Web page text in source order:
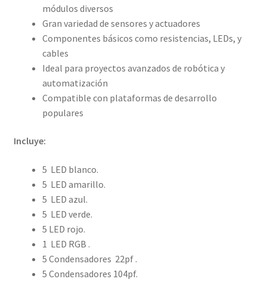
módulos diversos
Gran variedad de sensores y actuadores
Componentes básicos como resistencias, LEDs, y
cables
Ideal para proyectos avanzados de robótica y
automatización
Compatible con plataformas de desarrollo
populares
Incluye:
5 LED blanco.
5 LED amarillo.
5 LED azul.
5 LED verde.
5 LED rojo.
1 LED RGB .
5 Condensadores 22pf .
5 Condensadores 104pf.